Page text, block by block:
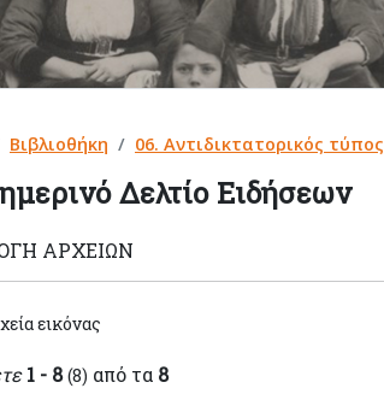
Βιβλιοθήκη 06. Αντιδικτατορικός τύπος
Δελτίο Ειδήσεων
ΑΡΧΕΊΩΝ
εικόνας
1 - 8 (8) από τα 8